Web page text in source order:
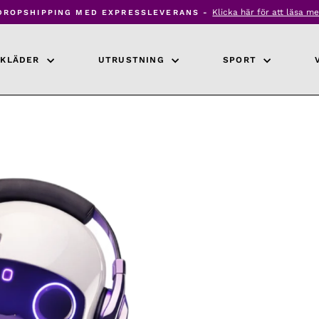
Pausa
MED EXPRESSLEVERANS - Klicka här för att läsa
KLÄDER UTRUSTNING SPORT